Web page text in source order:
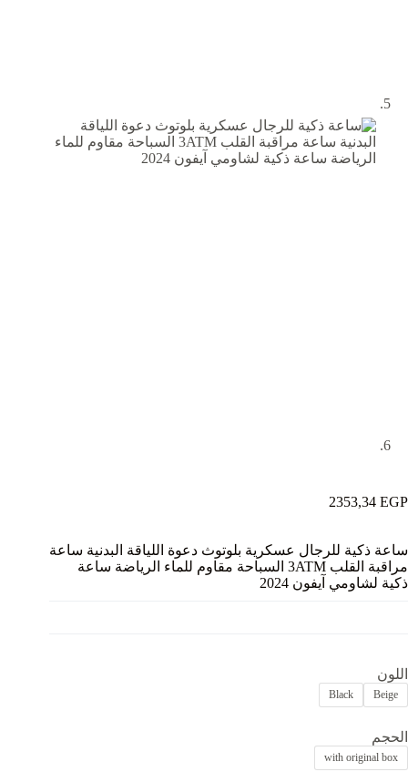
2353,34 EGP
ساعة ذكية للرجال عسكرية بلوتوث دعوة اللياقة البدنية ساعة
مراقبة القلب 3ATM السباحة مقاوم للماء الرياضة ساعة
ذكية لشاومي آيفون 2024
اللون
Beige
Black
الحجم
with original box